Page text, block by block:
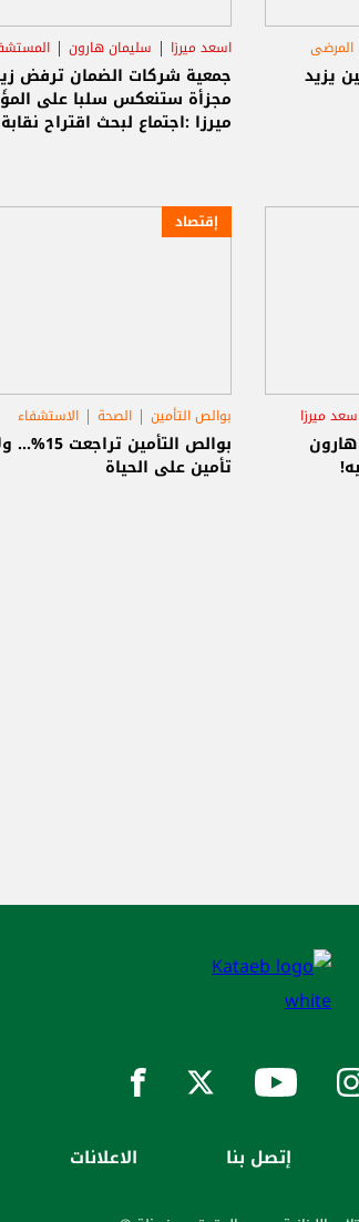
المرضى
يزيد
اسعد ميرزا سليمان هارون
جمعية شركات الضمان ترفض
مجزأة ستنعكس سلبا على
ميرزا :اجتماع لبحث اقتراح نقابة
ميرزا
إقتصاد
بوالص التأمين الصحة الاستشفاء
بوالص التأمين تراجعت
تأمين على الحياة
إتصل بنا الاعلانات